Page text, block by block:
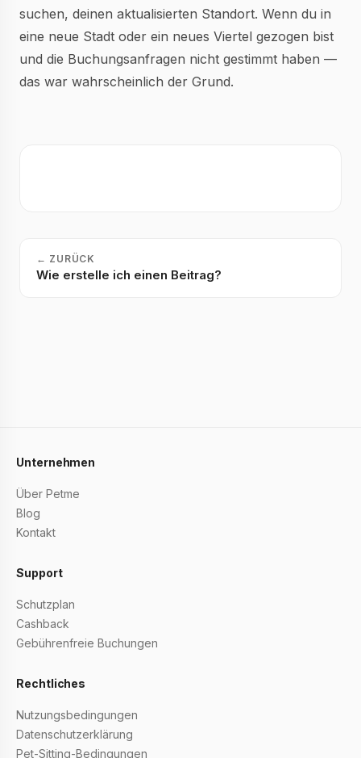
suchen, deinen aktualisierten Standort. Wenn du in
eine neue Stadt oder ein neues Viertel gezogen bist
und die Buchungsanfragen nicht gestimmt haben —
das war wahrscheinlich der Grund.
← ZURÜCK
Wie erstelle ich einen Beitrag?
Unternehmen
Über Petme
Blog
Kontakt
Support
Schutzplan
Cashback
Gebührenfreie Buchungen
Rechtliches
Nutzungsbedingungen
Datenschutzerklärung
Pet-Sitting-Bedingungen